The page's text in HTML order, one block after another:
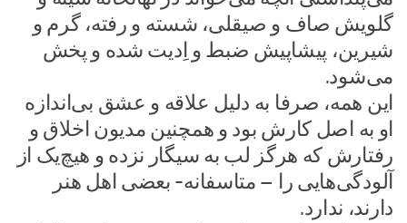
گلویش صاف و صیقلی، شسته و رفته، گرم و
شیرین، پیشاپیش ضبط و اِدیت شده و پخش
می‌شود.
این همه، صرفا به دلیل علاقه و عشق بی‌اندازه
او به اصل کارش بود و همچنین مدیون اخلاق و
رفتارش که هرگز لب به سیگار نزده و هیچ‌یک از
آلودگی‌هایی را – متاسفانه- بعضی اهل هنر
دارند، ندارد.